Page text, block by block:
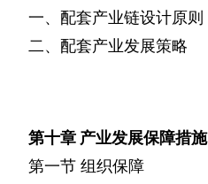
一、配套产业链设计原则
二、配套产业发展策略
第十章 产业发展保障措施
第一节 组织保障